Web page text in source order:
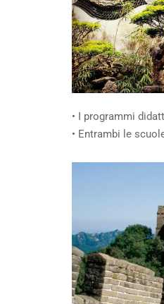
• I programmi
• Entrambi le